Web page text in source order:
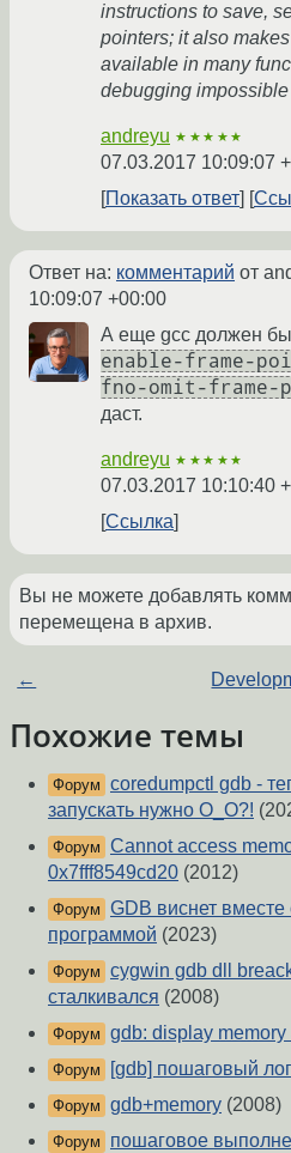
instructions to save,
pointers; it also
available in many
debugging
andreyu ★★★★★
07.03.2017 10:09:07
Показать ответ
Ответ на: комментарий от
10:09:07 +00:00
А еще gcc должен
enable-frame-
fno-omit-frame-
даст.
andreyu ★★★★★
07.03.2017 10:10:40
Ссылка
Вы не можете добавлять
перемещена в архив.
←
Похожие темы
Форум coredumpctl gdb -
запускать нужно O_O?!
Форум Cannot access
0x7fff8549cd20 (2012)
Форум GDB виснет
программой (2023)
Форум cygwin gdb dll
сталкивался (2008)
Форум gdb: display memory
Форум [gdb] пошаговый
Форум gdb+memory (2008)
Форум пошаговое